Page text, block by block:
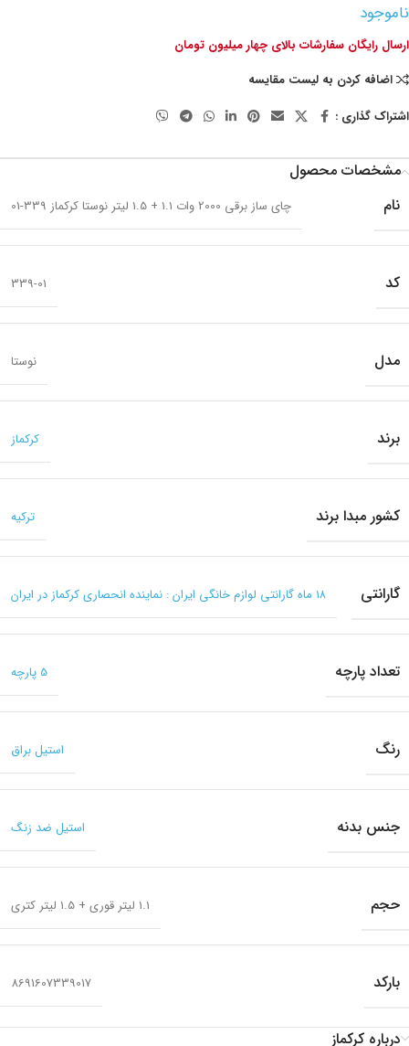
ناموجود
ارسال رایگان سفارشات بالای چهار میلیون تومان
اضافه کردن به لیست مقایسه
اشتراک گذاری :
مشخصات محصول
نام
چای ساز برقی 2000 وات 1.1 + 1.5 لیتر نوستا کرکماز 339-01
کد 339-01
مدل نوستا
برند کرکماز
کشور مبدا برند ترکیه
گارانتی ۱۸ ماه گارانتی لوازم خانگی ایران : نماینده انحصاری کرکماز در ایران
تعداد پارچه 5 پارچه
رنگ استیل براق
جنس بدنه استیل ضد زنگ
حجم 1.1 لیتر قوری + 1.5 لیتر کتری
بارکد 8691607339017
درباره کرکماز